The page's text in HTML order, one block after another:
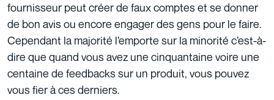
fournisseur peut créer de faux comptes et se donner
de bon avis ou encore engager des gens pour le faire.
Cependant la majorité l’emporte sur la minorité c’est-à-
dire que quand vous avez une cinquantaine voire une
centaine de feedbacks sur un produit, vous pouvez
vous fier à ces derniers.